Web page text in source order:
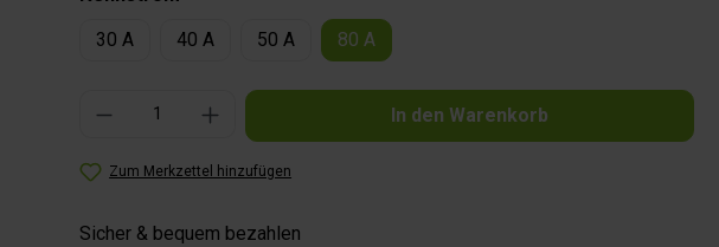
30 A 40 A 50 A 80 A
Produkt Anzahl: Gib den gewünschten Wert ein oder benutze die Schaltflächen um die Anzahl
In den Warenkorb
Zum Merkzettel hinzufügen
Sicher & bequem bezahlen